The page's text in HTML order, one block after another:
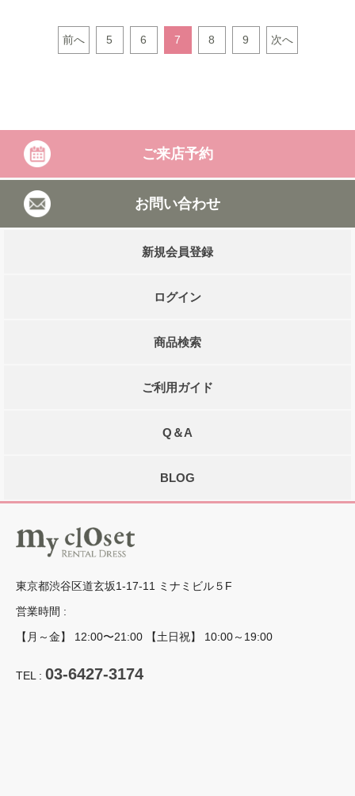
前へ 5 6 7 8 9 次へ
ご来店予約
お問い合わせ
新規会員登録
ログイン
商品検索
ご利用ガイド
Q＆A
BLOG
東京都渋谷区道玄坂1-17-11 ミナミビル５F
営業時間 :
【月～金】 12:00〜21:00 【土日祝】 10:00～19:00
TEL : 03-6427-3174